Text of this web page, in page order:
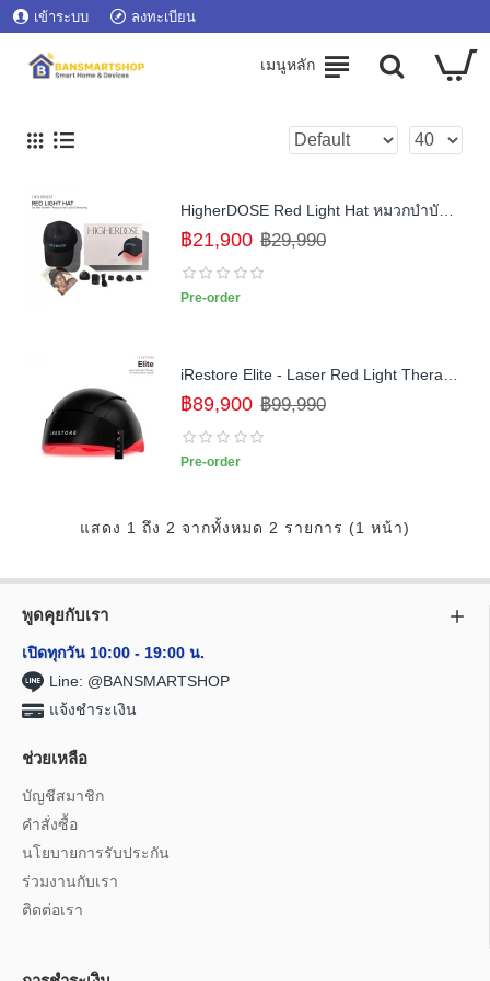
เข้าระบบ ลงทะเบียน
Pre-order
฿21,900 ฿29,990
Pre-order
฿89,900 ฿99,990
แสดง 1 ถึง 2 จากทั้งหมด 2 รายการ (1 หน้า)
พูดคุยกับเรา
เปิดทุกวัน 10:00 - 19:00 น.
Line: @BANSMARTSHOP
แจ้งชำระเงิน
ช่วยเหลือ
บัญชีสมาชิก
คำสั่งซื้อ
นโยบายการรับประกัน
ร่วมงานกับเรา
ติดต่อเรา